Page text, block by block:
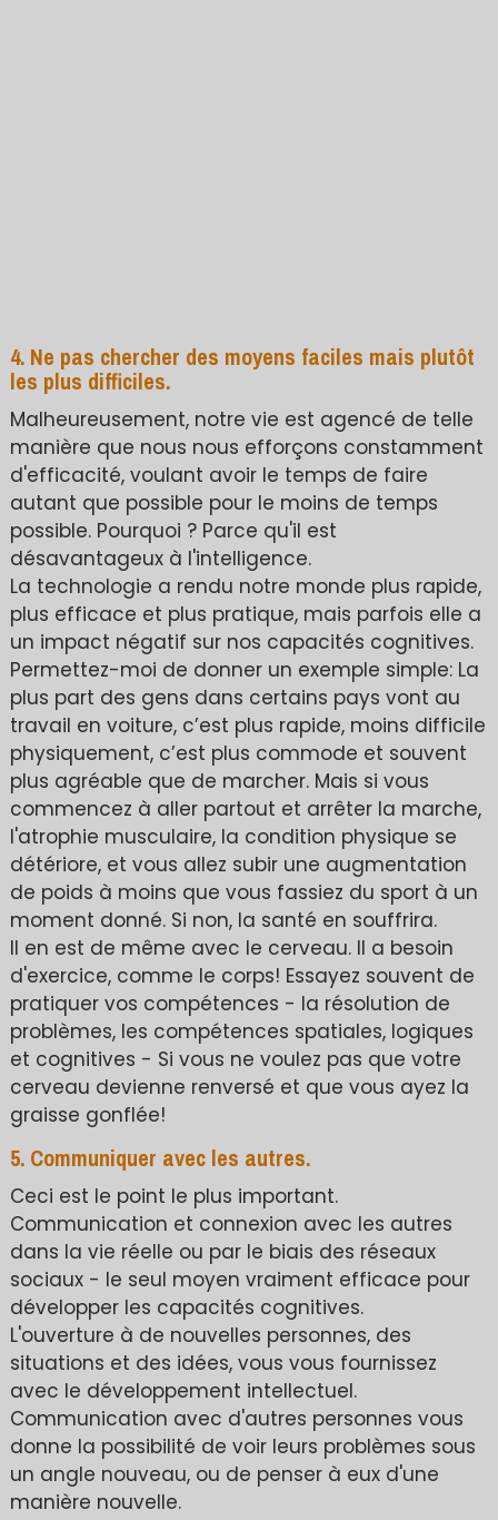
4. Ne pas chercher des moyens faciles mais plutôt
les plus difficiles.
Malheureusement, notre vie est agencé de telle
manière que nous nous efforçons constamment
d'efficacité, voulant avoir le temps de faire
autant que possible pour le moins de temps
possible. Pourquoi ? Parce qu'il est
désavantageux à l'intelligence.
La technologie a rendu notre monde plus rapide,
plus efficace et plus pratique, mais parfois elle a
un impact négatif sur nos capacités cognitives.
Permettez-moi de donner un exemple simple: La
plus part des gens dans certains pays vont au
travail en voiture, c’est plus rapide, moins difficile
physiquement, c’est plus commode et souvent
plus agréable que de marcher. Mais si vous
commencez à aller partout et arrêter la marche,
l'atrophie musculaire, la condition physique se
détériore, et vous allez subir une augmentation
de poids à moins que vous fassiez du sport à un
moment donné. Si non, la santé en souffrira.
Il en est de même avec le cerveau. Il a besoin
d'exercice, comme le corps! Essayez souvent de
pratiquer vos compétences - la résolution de
problèmes, les compétences spatiales, logiques
et cognitives - Si vous ne voulez pas que votre
cerveau devienne renversé et que vous ayez la
graisse gonflée!
5. Communiquer avec les autres.
Ceci est le point le plus important.
Communication et connexion avec les autres
dans la vie réelle ou par le biais des réseaux
sociaux - le seul moyen vraiment efficace pour
développer les capacités cognitives.
L'ouverture à de nouvelles personnes, des
situations et des idées, vous vous fournissez
avec le développement intellectuel.
Communication avec d'autres personnes vous
donne la possibilité de voir leurs problèmes sous
un angle nouveau, ou de penser à eux d'une
manière nouvelle.